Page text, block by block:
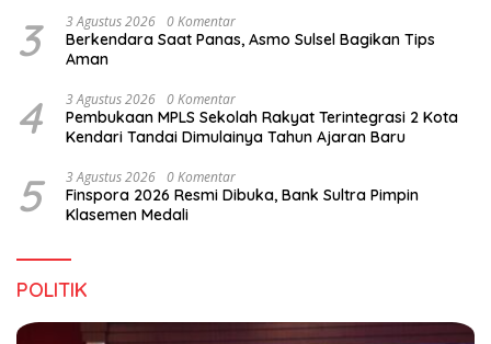
3 3 Agustus 2026 0 Komentar
Berkendara Saat Panas, Asmo Sulsel Bagikan Tips
Aman
4 3 Agustus 2026 0 Komentar
Pembukaan MPLS Sekolah Rakyat Terintegrasi 2 Kota
Kendari Tandai Dimulainya Tahun Ajaran Baru
5 3 Agustus 2026 0 Komentar
Finspora 2026 Resmi Dibuka, Bank Sultra Pimpin
Klasemen Medali
POLITIK